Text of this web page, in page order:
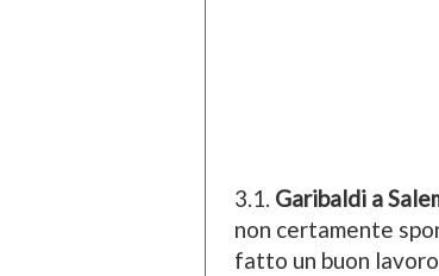
3.1. Garibaldi a
non certamente
fatto un buon